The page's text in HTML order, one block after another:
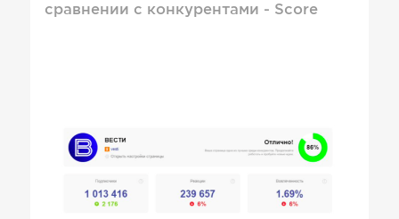
сравнении с конкурентами - Score